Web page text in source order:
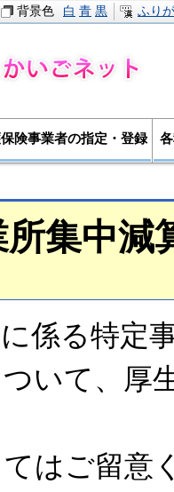
背景色 白 青 黒 ふり
険事業者の指定・登録
集中減
係る特定
いて、厚
はご留意